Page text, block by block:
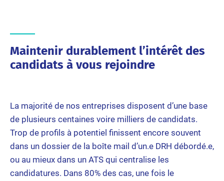
Maintenir durablement l’intérêt des
candidats à vous rejoindre
La majorité de nos entreprises disposent d’une base
de plusieurs centaines voire milliers de candidats.
Trop de profils à potentiel finissent encore souvent
dans un dossier de la boîte mail d’un.e DRH débordé.e,
ou au mieux dans un ATS qui centralise les
candidatures. Dans 80% des cas, une fois le